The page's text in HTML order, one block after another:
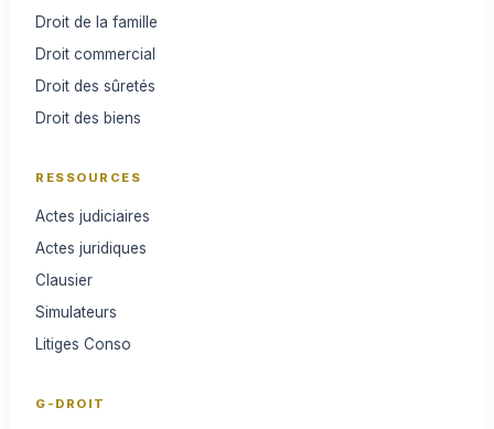
Droit de la famille
Droit commercial
Droit des sûretés
Droit des biens
RESSOURCES
Actes judiciaires
Actes juridiques
Clausier
Simulateurs
Litiges Conso
G-DROIT